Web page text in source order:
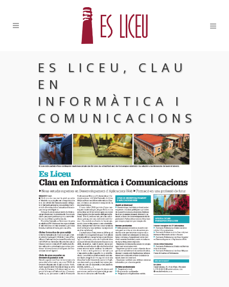
ES LICEU, CLAU
EN
INFORMÀTICA I
COMUNICACIONS